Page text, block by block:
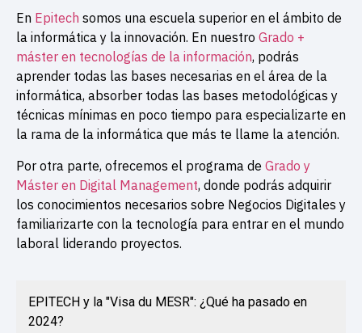
En Epitech somos una escuela superior en el ámbito de
la informática y la innovación. En nuestro Grado +
máster en tecnologías de la información, podrás
aprender todas las bases necesarias en el área de la
informática, absorber todas las bases metodológicas y
técnicas mínimas en poco tiempo para especializarte en
la rama de la informática que más te llame la atención.
Por otra parte, ofrecemos el programa de Grado y
Máster en Digital Management, donde podrás adquirir
los conocimientos necesarios sobre Negocios Digitales y
familiarizarte con la tecnología para entrar en el mundo
laboral liderando proyectos.
EPITECH y la "Visa du MESR": ¿Qué ha pasado en
2024?